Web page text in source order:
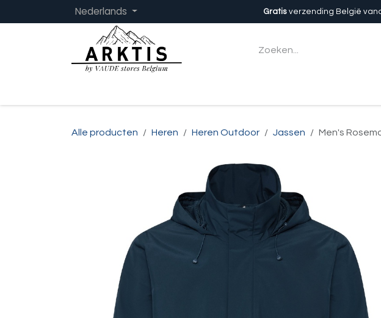
Overslaan naar inhoud
Nederlands Gratis verzending België
Alle producten Heren Heren Outdoor Jassen Men's